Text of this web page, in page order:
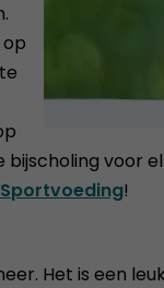
voor
!
Het is een